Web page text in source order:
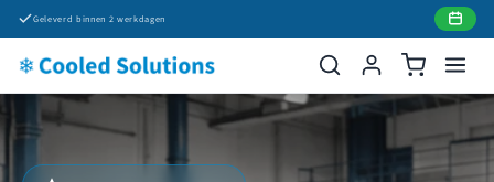
naar de
Geleverd binnen 2 werkdagen